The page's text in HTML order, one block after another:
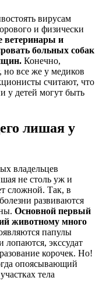
вирусам
и физически
ветеринары и
больных собак
Конечно,
но все же у медиков
считают, что
у детей могут быть
лишая у
владельцев
не столь уж и
сложной. Так, в
развиваются
Основной первый
животному много
папулы
экссудат
корочек. Но!
опоясывающий
тела